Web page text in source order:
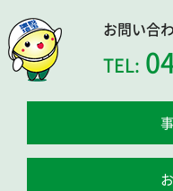
お問い合
TEL: